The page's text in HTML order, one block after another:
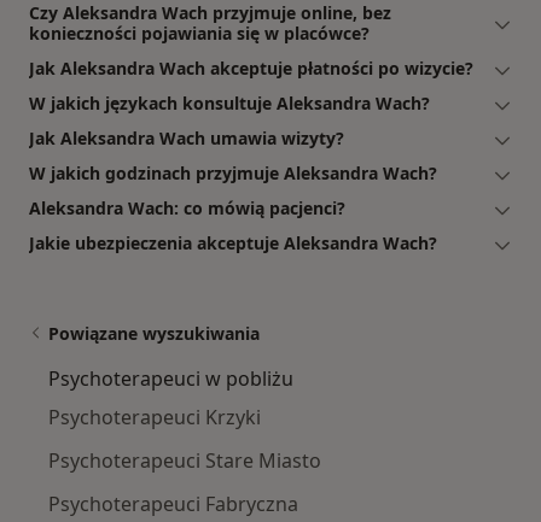
Czy Aleksandra Wach przyjmuje online, bez
konieczności pojawiania się w placówce?
Jak Aleksandra Wach akceptuje płatności po wizycie?
W jakich językach konsultuje Aleksandra Wach?
Jak Aleksandra Wach umawia wizyty?
W jakich godzinach przyjmuje Aleksandra Wach?
Aleksandra Wach: co mówią pacjenci?
Jakie ubezpieczenia akceptuje Aleksandra Wach?
Powiązane wyszukiwania
Psychoterapeuci w pobliżu
Psychoterapeuci Krzyki
Psychoterapeuci Stare Miasto
Psychoterapeuci Fabryczna